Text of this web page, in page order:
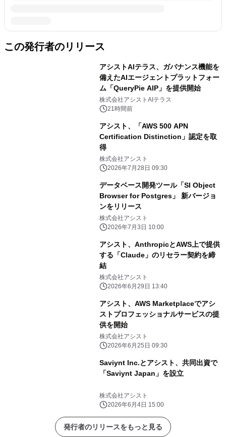
この発行者のリリース
アシストAIテラス、ガバナンス機能を
備えたAIエージェントプラットフォー
ム「QueryPie AIP」を提供開始
株式会社アシストAIテラス
21時間前
アシスト、「AWS 500 APN
Certification Distinction」認定を取
得
株式会社アシスト
2026年7月28日 09:30
データベース開発ツール「SI Object
Browser for Postgres」 新バージョ
ンをリリース
株式会社アシスト
2026年7月3日 10:00
アシスト、AnthropicとAWS上で提供
する「Claude」のリセラー契約を締
結
株式会社アシスト
2026年6月29日 13:40
アシスト、AWS Marketplaceでアシ
ストプロフェッショナルサービスの提
供を開始
株式会社アシスト
2026年6月25日 09:30
Saviynt Inc.とアシスト、共同出資で
「Saviynt Japan」を設立
株式会社アシスト
2026年6月4日 15:00
発行者のリリースをもっと見る